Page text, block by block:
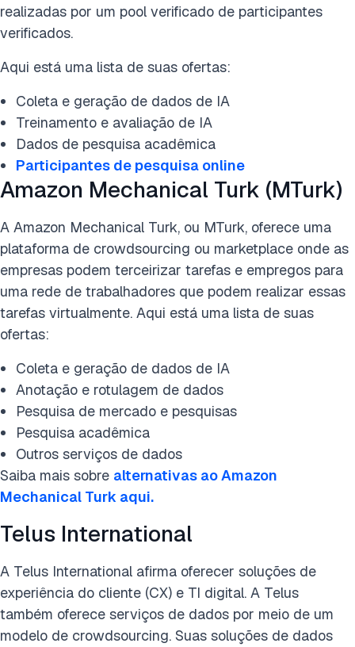
realizadas por um pool verificado de participantes
verificados.
Aqui está uma lista de suas ofertas:
Coleta e geração de dados de IA
Treinamento e avaliação de IA
Dados de pesquisa acadêmica
Participantes de pesquisa online
Amazon Mechanical Turk (MTurk)
A Amazon Mechanical Turk, ou MTurk, oferece uma
plataforma de crowdsourcing ou marketplace onde as
empresas podem terceirizar tarefas e empregos para
uma rede de trabalhadores que podem realizar essas
tarefas virtualmente. Aqui está uma lista de suas
ofertas:
Coleta e geração de dados de IA
Anotação e rotulagem de dados
Pesquisa de mercado e pesquisas
Pesquisa acadêmica
Outros serviços de dados
Saiba mais sobre alternativas ao Amazon
Mechanical Turk aqui.
Telus International
A Telus International afirma oferecer soluções de
experiência do cliente (CX) e TI digital. A Telus
também oferece serviços de dados por meio de um
modelo de crowdsourcing. Suas soluções de dados